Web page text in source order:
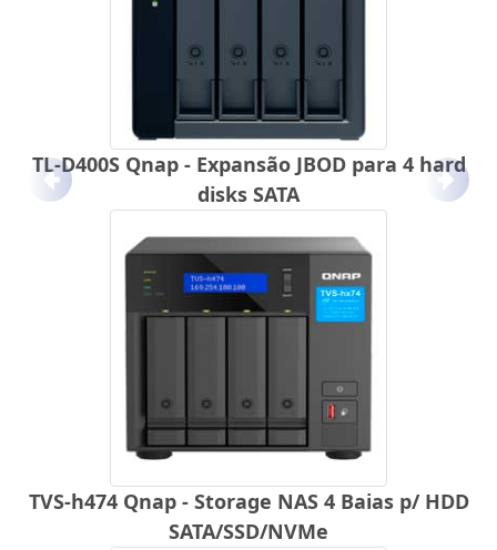
TL-D400S Qnap - Expansão JBOD para 4 hard
disks SATA
TVS-h474 Qnap - Storage NAS 4 Baias p/ HDD
SATA/SSD/NVMe
Anterior